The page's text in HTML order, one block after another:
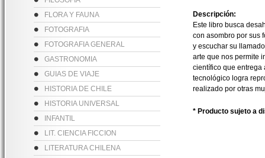
FLORA Y FAUNA
FOTOGRAFIA
FOTOGRAFIA GENERAL
GASTRONOMIA
GUIAS DE VIAJE
HISTORIA DE CHILE
HISTORIA UNIVERSAL
INFANTIL
LIT. CIENCIA FICCION
LITERATURA CHILENA
Descripción:
Este libro busca
con asombro por sus
y escuchar su
arte que nos permite
científico que entrega
tecnológico logra
realizado por otras
* Producto sujeto a